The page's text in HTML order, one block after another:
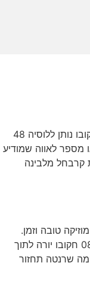
לאהוב עד מוות - פרק 57 06:45 - 07:30 חקובו נותן ללוסיה 48
מספר לאווה שמודיע
קרבחל מלבינה
מוזיקה טובה וזמן.
ש.ח. לאהוב עד מוות - פרק 56 07:15 - 08:00 חקובו יורה לתוך
שרנטה תחזור